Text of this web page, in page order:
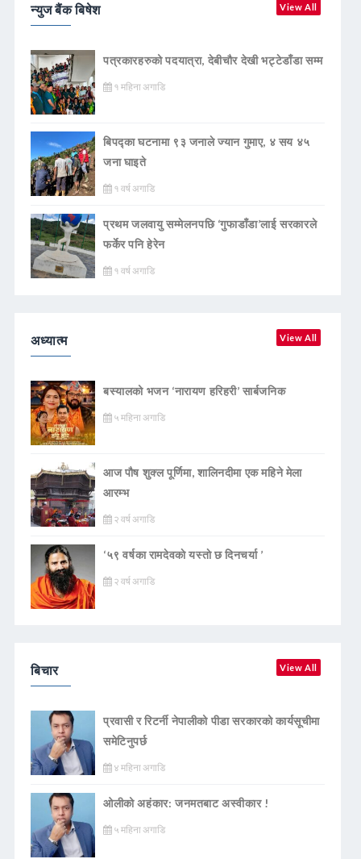
न्युज बैंक बिषेश View All
पत्रकारहरुको पदयात्रा, देबीचौर देखी भट्टेडाँडा सम्म
१ महिना अगाडि
बिपद्का घटनामा ९३ जनाले ज्यान गुमाए, ४ सय ४५
जना घाइते
१ वर्ष अगाडि
प्रथम जलवायु सम्मेलनपछि ‘गुफाडाँडा’लाई सरकारले
फर्केर पनि हेरेन
१ वर्ष अगाडि
अध्यात्म View All
बस्यालको भजन ‘नारायण हरिहरी’ सार्बजनिक
५ महिना अगाडि
आज पौष शुक्ल पूर्णिमा, शालिनदीमा एक महिने मेला
आरम्भ
२ वर्ष अगाडि
‘५९ वर्षका रामदेवकाे यस्ताे छ दिनचर्या ’
२ वर्ष अगाडि
बिचार View All
प्रवासी र रिटर्नी नेपालीको पीडा सरकारको कार्यसूचीमा
समेटिनुपर्छ
४ महिना अगाडि
ओलीको अहंकार: जनमतबाट अस्वीकार !
५ महिना अगाडि